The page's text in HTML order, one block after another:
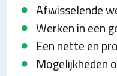
Afwisselende
Werken in een
Een nette en
Mogelijkheden